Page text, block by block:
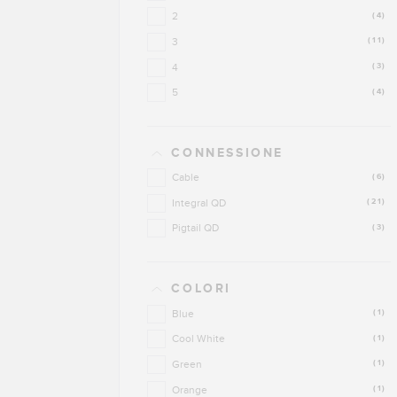
(4)
2
(11)
3
(3)
4
(4)
5
CONNESSIONE
(6)
Cable
(21)
Integral QD
(3)
Pigtail QD
COLORI
(1)
Blue
(1)
Cool White
(1)
Green
(1)
Orange